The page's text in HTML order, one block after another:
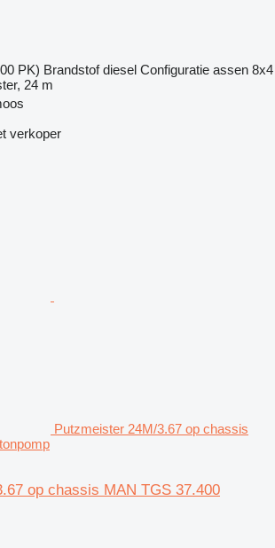
PK) Brandstof diesel Configuratie assen 8x4
24 m
verkoper
Putzmeister 24M/3.67 op chassis
op chassis MAN TGS 37.400